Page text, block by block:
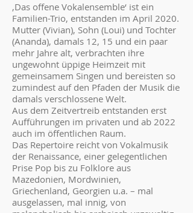
‚Das offene Vokalensemble‘ ist ein
Familien-Trio, entstanden im April 2020.
Mutter (Vivian), Sohn (Loui) und Tochter
(Ananda), damals 12, 15 und ein paar
mehr Jahre alt, verbrachten ihre
ungewohnt üppige Heimzeit mit
gemeinsamem Singen und bereisten so
zumindest auf den Pfaden der Musik die
damals verschlossene Welt.
Aus dem Zeitvertreib entstanden erst
Aufführungen im privaten und ab 2022
auch im öffentlichen Raum.
Das Repertoire reicht von Vokalmusik
der Renaissance, einer gelegentlichen
Prise Pop bis zu Folklore aus
Mazedonien, Mordwinien,
Griechenland, Georgien u.a. – mal
ausgelassen, mal innig, von